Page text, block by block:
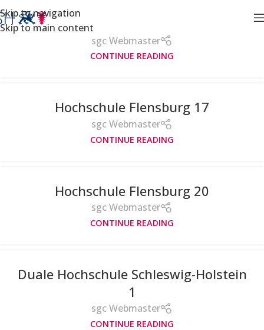
Skip to navigation
Skip to main contentHochschule Flensburg 8
sgc Webmaster
CONTINUE READING
Hochschule Flensburg 17
sgc Webmaster
CONTINUE READING
Hochschule Flensburg 20
sgc Webmaster
CONTINUE READING
Duale Hochschule Schleswig-Holstein
1
sgc Webmaster
CONTINUE READING